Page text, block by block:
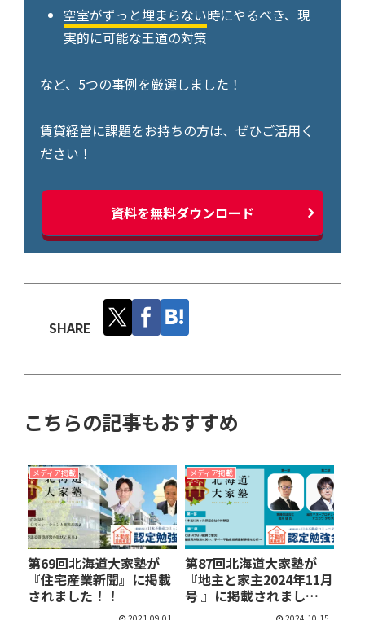
空室がずっと埋まらない時にやるべき、現
実的に可能な王道の対策
など、5つの事例を厳選しました！
賃貸経営に課題をお持ちの方は、ぜひご活用く
ださい！
資料を無料ダウンロード
SHARE
こちらの記事もおすすめ
メディア掲載
第69回北海道大家塾が
『住宅産業新聞』に掲載
されました！！
メディア掲載
第87回北海道大家塾が
『地主と家主2024年11月
号 』に掲載されまし